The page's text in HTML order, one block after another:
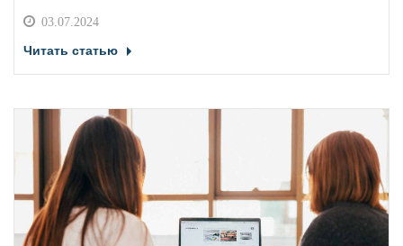
03.07.2024
Читать статью